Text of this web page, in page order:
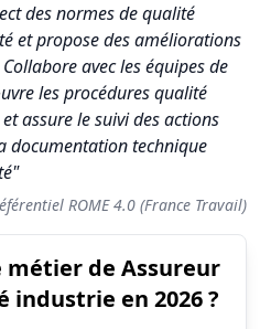
des normes de qualité
et propose des améliorations
avec les équipes de
les procédures qualité
assure le suivi des actions
documentation technique
ROME 4.0 (France Travail)
métier de Assureur
industrie en 2026 ?
Assureur / Assureuse qualité
Score (sur 10)